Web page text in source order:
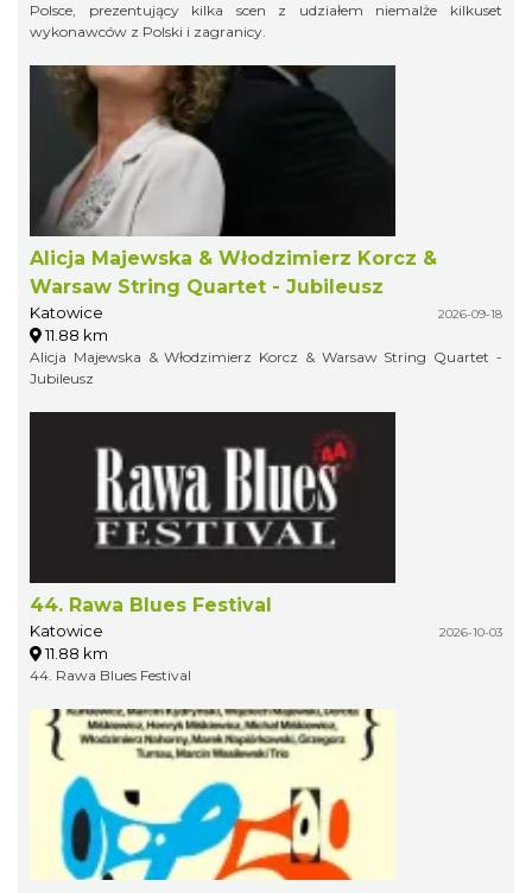
Polsce, prezentujący kilka scen z udziałem niemalże kilkuset
wykonawców z Polski i zagranicy.
Alicja Majewska & Włodzimierz Korcz &
Warsaw String Quartet - Jubileusz
Katowice 2026-09-18
11.88 km
Alicja Majewska & Włodzimierz Korcz & Warsaw String Quartet -
Jubileusz
44. Rawa Blues Festival
Katowice 2026-10-03
11.88 km
44. Rawa Blues Festival